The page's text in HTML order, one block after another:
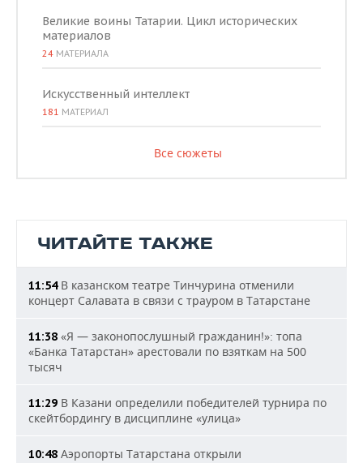
Великие воины Татарии. Цикл исторических
материалов
24 МАТЕРИАЛА
Искусственный интеллект
181 МАТЕРИАЛ
Все сюжеты
ЧИТАЙТЕ ТАКЖЕ
11:54В казанском театре Тинчурина отменили
концерт Салавата в связи с трауром в Татарстане
11:38 «Я — законопослушный гражданин!»: топа
«Банка Татарстан» арестовали по взяткам на 500
тысяч
11:29 В Казани определили победителей турнира по
скейтбордингу в дисциплине «улица»
10:48 Аэропорты Татарстана открыли